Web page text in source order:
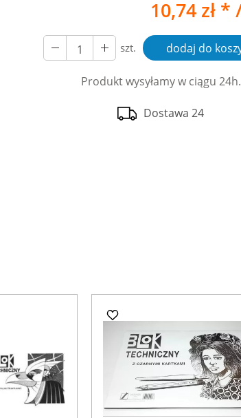
10,74 zł *
szt. dodaj do
Produkt wysyłamy w ciągu 24h.
Dostawa 24